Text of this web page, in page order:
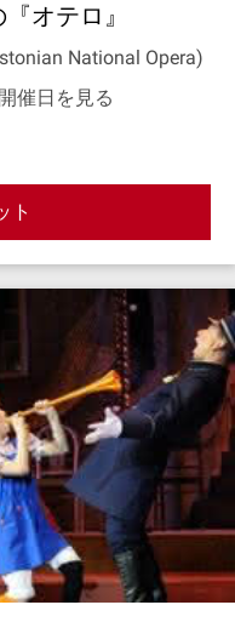
オテロ』
National Opera)
催日を見る
ト